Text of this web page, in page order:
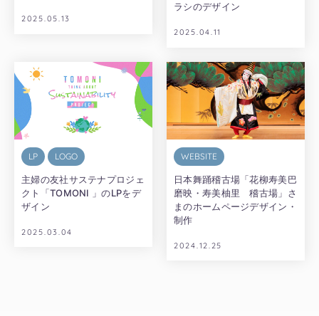
2025.05.13
ラシのデザイン
2025.04.11
LP LOGO
主婦の友社サステナプロジェ
クト「TOMONI 」のLPをデ
ザイン
2025.03.04
WEBSITE
日本舞踊稽古場「花柳寿美巴
磨映・寿美柚里 稽古場」さ
まのホームページデザイン・
制作
2024.12.25